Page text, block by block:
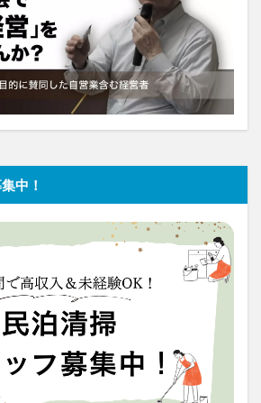
中！